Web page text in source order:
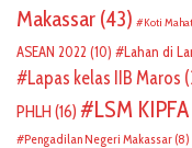
Makassar (43) Koti
ASEAN 2022 (10) Lahan di
Lapas kelas IIB Maros
PHLH (16) LSM KIPFA
Pengadilan Negeri Makassar (8)